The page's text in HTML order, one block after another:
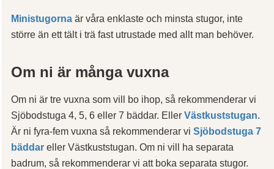
Ministugorna är våra enklaste och minsta stugor, inte
större än ett tält i trä fast utrustade med allt man behöver.
Om ni är många vuxna
Om ni är tre vuxna som vill bo ihop, så rekommenderar vi
Sjöbodstuga 4, 5, 6 eller 7 bäddar. Eller Västkuststugan.
Är ni fyra-fem vuxna så rekommenderar vi Sjöbodstuga 7
bäddar eller Västkuststugan. Om ni vill ha separata
badrum, så rekommenderar vi att boka separata stugor.